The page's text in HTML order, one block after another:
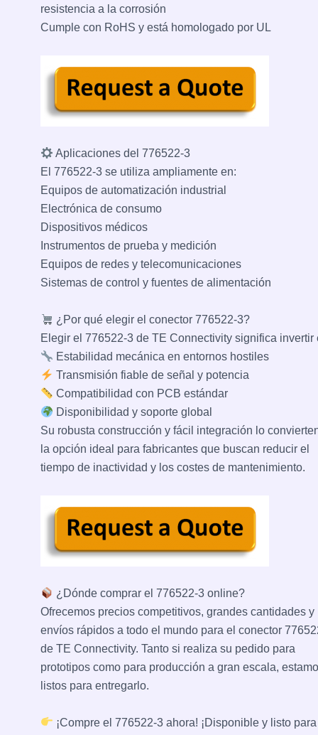
resistencia a la corrosión
Cumple con RoHS y está homologado por UL
Aplicaciones del 776522-3
El 776522-3 se utiliza ampliamente en:
Equipos de automatización industrial
Electrónica de consumo
Dispositivos médicos
Instrumentos de prueba y medición
Equipos de redes y telecomunicaciones
Sistemas de control y fuentes de alimentación
¿Por qué elegir el conector 776522-3?
Elegir el 776522-3 de TE Connectivity significa invertir
Estabilidad mecánica en entornos hostiles
Transmisión fiable de señal y potencia
Compatibilidad con PCB estándar
Disponibilidad y soporte global
Su robusta construcción y fácil integración lo
la opción ideal para fabricantes que buscan reducir el
tiempo de inactividad y los costes de mantenimiento.
¿Dónde comprar el 776522-3 online?
Ofrecemos precios competitivos, grandes cantidades y
envíos rápidos a todo el mundo para el conector
de TE Connectivity. Tanto si realiza su pedido para
prototipos como para producción a gran escala,
listos para entregarlo.
¡Compre el 776522-3 ahora! ¡Disponible y listo para